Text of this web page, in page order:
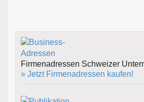
Firmenadressen Schweizer
» Jetzt Firmenadressen kaufen!